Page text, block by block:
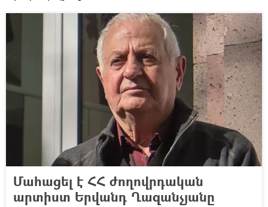
Մահացել է ՀՀ ժողովրդական
արտիստ Երվանդ Ղազանչյանը